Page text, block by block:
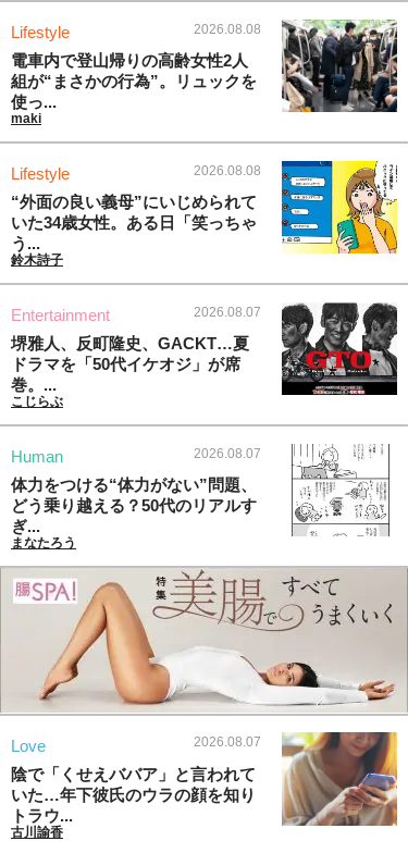
Lifestyle 2026.08.08
電車内で登山帰りの高齢女性2人
組が“まさかの行為”。リュックを
使っ...
maki
Lifestyle 2026.08.08
“外面の良い義母”にいじめられて
いた34歳女性。ある日「笑っちゃ
う...
鈴木詩子
Entertainment 2026.08.07
堺雅人、反町隆史、GACKT…夏
ドラマを「50代イケオジ」が席
巻。...
こじらぶ
Human 2026.08.07
体力をつける“体力がない”問題、
どう乗り越える？50代のリアルす
ぎ...
まなたろう
Love 2026.08.07
陰で「くせえババア」と言われて
いた…年下彼氏のウラの顔を知り
トラウ...
古川諭香